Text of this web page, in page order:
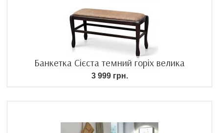
Банкетка Сієста темний горіх велика
3 999 грн.